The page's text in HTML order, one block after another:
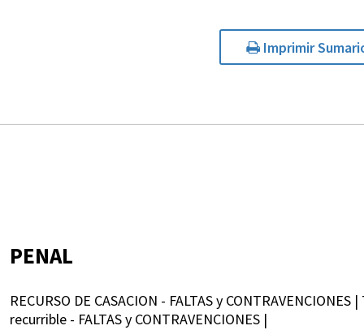
Imprimir
PENAL
RECURSO DE CASACION - FALTAS y
recurrible - FALTAS y CONTRAVENCIONES |